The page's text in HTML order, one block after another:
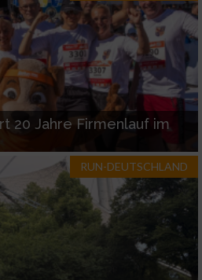
20 Jahre Firmenlauf im
RUN-DEUTSCHLAND
Daten zur Auswahl
angeforderten